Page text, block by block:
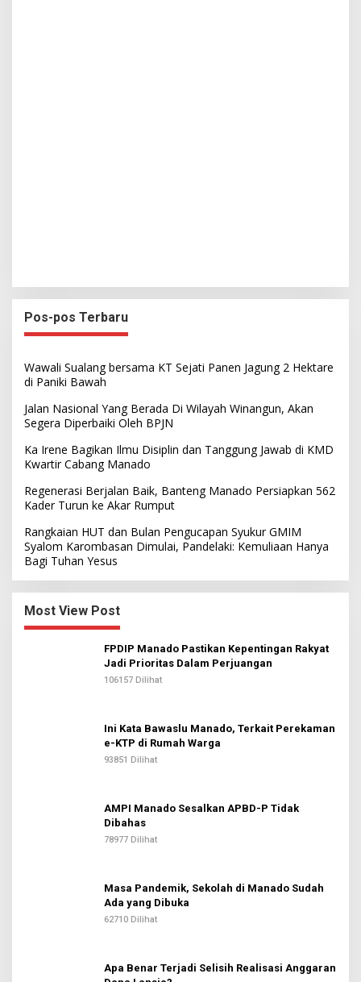
Pos-pos Terbaru
Wawali Sualang bersama KT Sejati Panen Jagung 2 Hektare
di Paniki Bawah
Jalan Nasional Yang Berada Di Wilayah Winangun, Akan
Segera Diperbaiki Oleh BPJN
Ka Irene Bagikan Ilmu Disiplin dan Tanggung Jawab di KMD
Kwartir Cabang Manado
Regenerasi Berjalan Baik, Banteng Manado Persiapkan 562
Kader Turun ke Akar Rumput
Rangkaian HUT dan Bulan Pengucapan Syukur GMIM
Syalom Karombasan Dimulai, Pandelaki: Kemuliaan Hanya
Bagi Tuhan Yesus
Most View Post
FPDIP Manado Pastikan Kepentingan Rakyat
Jadi Prioritas Dalam Perjuangan
106157 Dilihat
Ini Kata Bawaslu Manado, Terkait Perekaman
e-KTP di Rumah Warga
93851 Dilihat
AMPI Manado Sesalkan APBD-P Tidak
Dibahas
78977 Dilihat
Masa Pandemik, Sekolah di Manado Sudah
Ada yang Dibuka
62710 Dilihat
Apa Benar Terjadi Selisih Realisasi Anggaran